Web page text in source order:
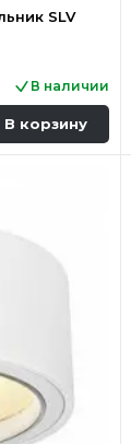
SLV
В наличии
В корзину